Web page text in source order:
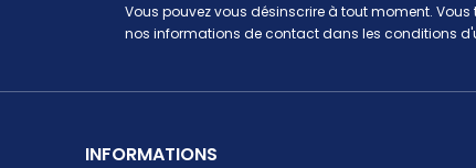
Vous pouvez vous désinscrire à tout moment. Vous
nos informations de contact dans les conditions
INFORMATIONS